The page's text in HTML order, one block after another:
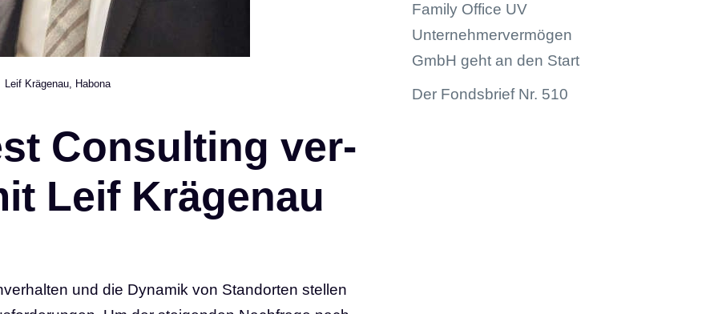
Leif Krä­ge­nau, Habona
Con­sul­ting ver­
Leif Krä­ge­nau
und die Dynamik von Standorten stellen
Family Office UV
Unternehmervermögen
GmbH geht an den Start
Der Fondsbrief Nr. 510